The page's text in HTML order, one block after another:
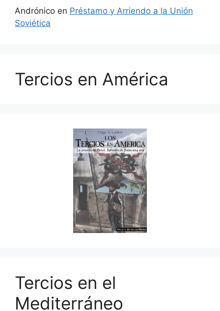
Andrónico en Préstamo y Arriendo a la Unión
Soviética
Tercios en América
Tercios en el
Mediterráneo